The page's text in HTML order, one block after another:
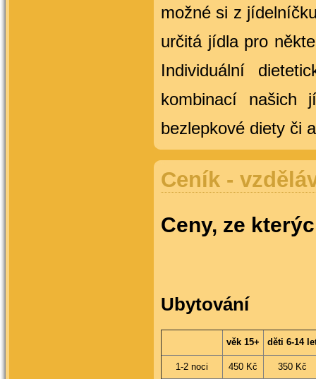
možné si z
určitá jídla pro
Individuální
kombinací
bezlepkové diety či
Ceník -
Ceny, ze
Ubytování
věk 15+ děti 6-14
1-2 noci 450 Kč 350 Kč